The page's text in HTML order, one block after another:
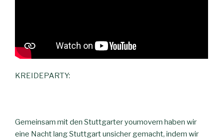
KREIDEPARTY:
Gemeinsam mit den Stuttgarter youmovern haben wir
eine Nacht lang Stuttgart unsicher gemacht, indem wir